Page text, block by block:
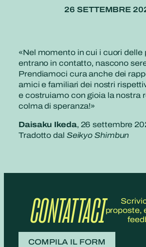
26 SETTEMBRE
«Nel momento in cui i cuori delle
entrano in contatto, nascono
Prendiamoci cura anche dei
amici e familiari dei nostri
e costruiamo con gioia la nostra
colma di speranza!»
Daisaku Ikeda, 26 settembre
Tradotto dal Seikyo Shimbun
CONTATTACIproposte,
COMPILA IL FORM